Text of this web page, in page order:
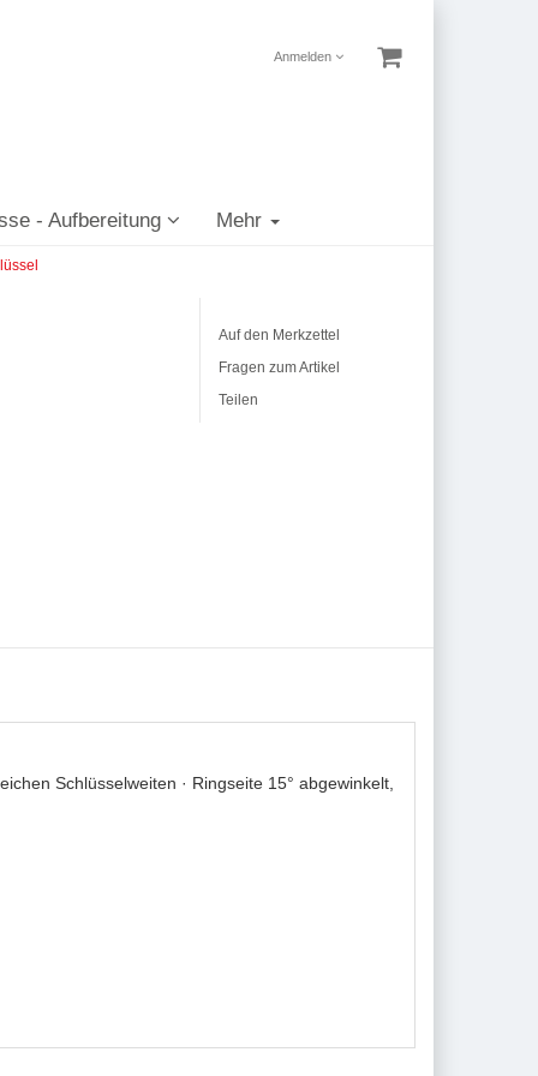
Anmelden
- Aufbereitung Mehr
Auf den Merkzettel
Fragen zum Artikel
Teilen
Schlüsselweiten · Ringseite 15° abgewinkelt,